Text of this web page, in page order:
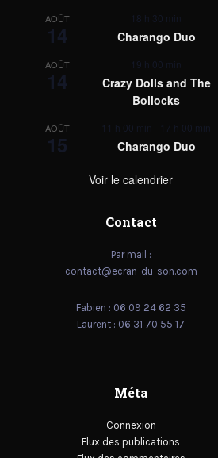
AOÛT
14
18 h 30 min
Charango Duo
AOÛT
14
19 h 00 min
Crazy Dolls and The
Bollocks
AOÛT
15
11 h 00 min - 17 h 00 min
Charango Duo
Voir le calendrier
Contact
Par mail :
contact@ecran-du-son.com
Fabien : 06 09 24 62 35
Laurent : 06 31 70 55 17
Méta
Connexion
Flux des publications